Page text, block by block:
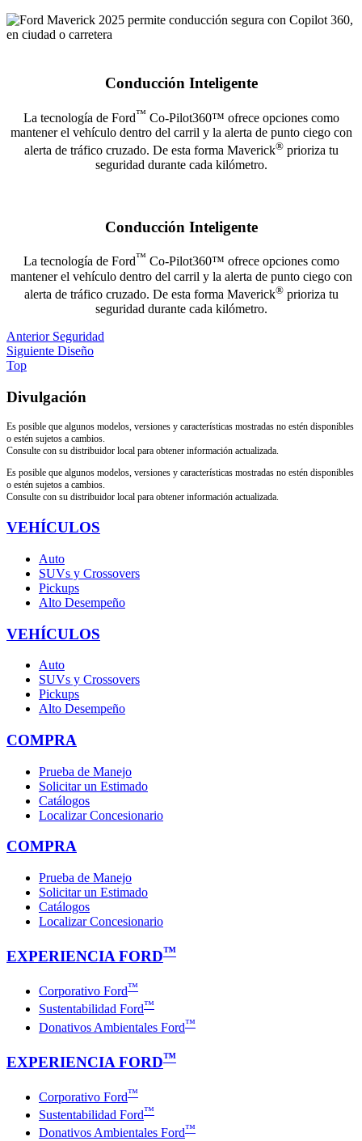
Conducción Inteligente
La tecnología de Ford™ Co-Pilot360™ ofrece opciones como
mantener el vehículo dentro del carril y la alerta de punto ciego con
alerta de tráfico cruzado. De esta forma Maverick®prioriza tu
seguridad durante cada kilómetro.
Conducción Inteligente
La tecnología de Ford™ Co-Pilot360™ ofrece opciones como
mantener el vehículo dentro del carril y la alerta de punto ciego con
alerta de tráfico cruzado. De esta forma Maverick®prioriza tu
seguridad durante cada kilómetro.
Anterior Seguridad
Siguiente Diseño
Top
Divulgación
Es posible que algunos modelos, versiones y características mostradas no estén disponibles
o estén sujetos a cambios.
Consulte con su distribuidor local para obtener información actualizada.
Es posible que algunos modelos, versiones y características mostradas no estén disponibles
o estén sujetos a cambios.
Consulte con su distribuidor local para obtener información actualizada.
VEHÍCULOS
Auto
SUVs y Crossovers
Pickups
Alto Desempeño
VEHÍCULOS
Auto
SUVs y Crossovers
Pickups
Alto Desempeño
COMPRA
Prueba de Manejo
Solicitar un Estimado
Catálogos
Localizar Concesionario
COMPRA
Prueba de Manejo
Solicitar un Estimado
Catálogos
Localizar Concesionario
EXPERIENCIA FORD™
Corporativo Ford™
Sustentabilidad Ford™
Donativos Ambientales Ford™
EXPERIENCIA FORD™
Corporativo Ford™
Sustentabilidad Ford™
Donativos Ambientales Ford™